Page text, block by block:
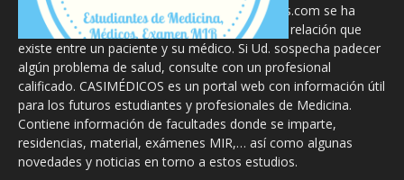
La información proporcionada en CasiMedicos.com se ha
diseñado para complementar, no substituir, la relación que
existe entre un paciente y su médico. Si Ud. sospecha padecer
algún problema de salud, consulte con un profesional
calificado. CASIMÉDICOS es un portal web con información útil
para los futuros estudiantes y profesionales de Medicina.
Contiene información de facultades donde se imparte,
residencias, material, exámenes MIR,… así como algunas
novedades y noticias en torno a estos estudios.